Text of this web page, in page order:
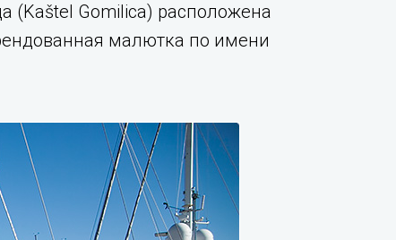
(Kaštel Gomilica) расположена
малютка по имени